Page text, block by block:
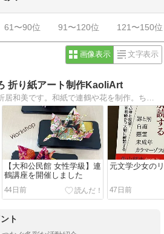
61〜90位 91〜120位 121〜150位
画像表示 文字表示
折り紙アート制作KaoliArt
【大和公民館 女性学級】連
鶴講座を開催しました
44日前
元文学少女の
47日前
ト